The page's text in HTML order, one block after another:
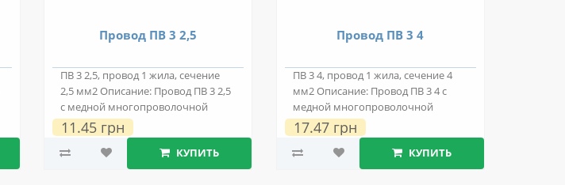
Провод ПВ 3 2,5
ПВ 3 2,5, провод 1 жила, сечение
2,5 мм2 Описание: Провод ПВ 3 2,5
с медной многопроволочной
токопро..
11.45 грн
КУПИТЬ
Провод ПВ 3 4
ПВ 3 4, провод 1 жила, сечение 4
мм2 Описание: Провод ПВ 3 4 с
медной многопроволочной
токопроводяще..
17.47 грн
КУПИТЬ